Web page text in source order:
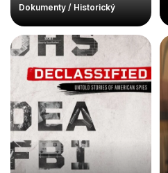
Dokumenty / Historický